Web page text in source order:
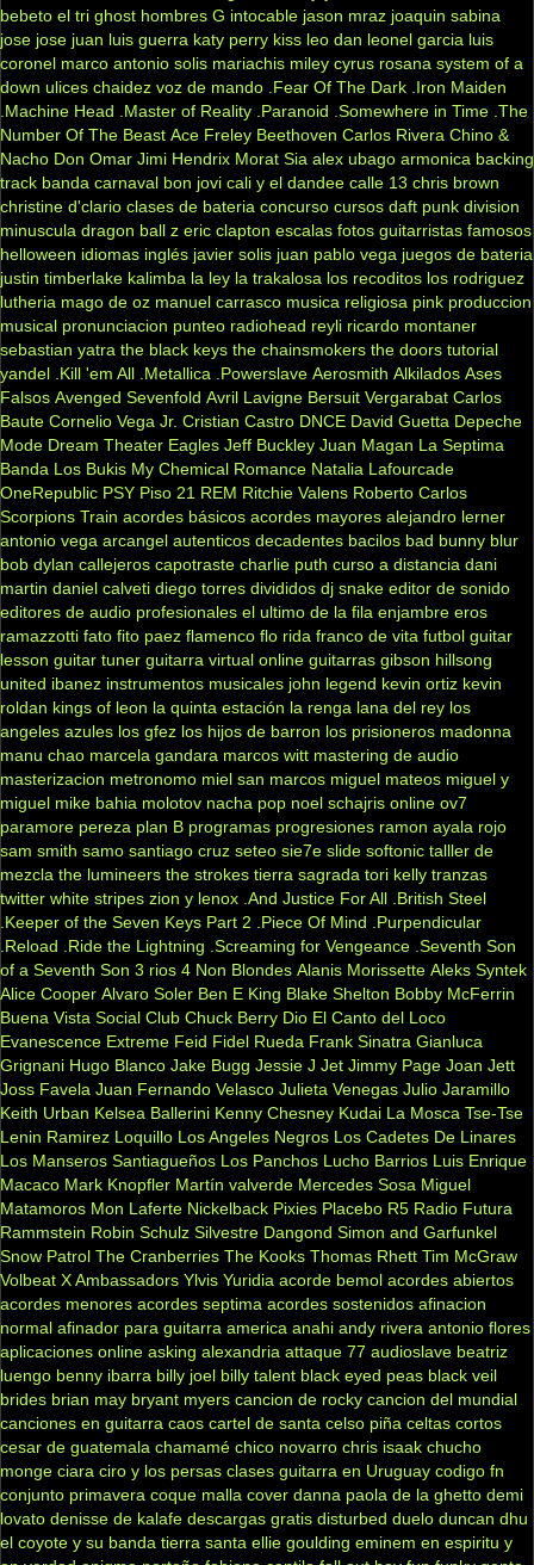
bebeto el tri ghost hombres G intocable jason mraz joaquin sabina
jose jose juan luis guerra katy perry kiss leo dan leonel garcia luis
coronel marco antonio solis mariachis miley cyrus rosana system of a
down ulices chaidez voz de mando .Fear Of The Dark .Iron Maiden
.Machine Head
.Master of Reality .Paranoid .Somewhere in Time .The
Number Of The Beast Ace Freley Beethoven Carlos Rivera Chino &
Nacho Don Omar Jimi Hendrix Morat Sia alex ubago armonica backing
track banda carnaval bon jovi cali y el dandee calle 13 chris brown
christine d'clario clases de bateria concurso cursos daft punk division
minuscula dragon ball z eric clapton escalas fotos guitarristas famosos
helloween idiomas inglés javier solis juan pablo vega juegos de bateria
justin timberlake kalimba la ley la trakalosa los recoditos los rodriguez
lutheria mago de oz manuel carrasco musica religiosa pink produccion
musical pronunciacion punteo radiohead reyli ricardo montaner
sebastian yatra the black keys the chainsmokers the doors tutorial
yandel .Kill 'em All .Metallica .Powerslave Aerosmith Alkilados Ases
Falsos Avenged Sevenfold Avril Lavigne Bersuit Vergarabat Carlos
Baute Cornelio Vega Jr. Cristian Castro DNCE David Guetta Depeche
Mode Dream Theater Eagles Jeff Buckley Juan Magan La Septima
Banda Los Bukis My Chemical Romance Natalia Lafourcade
OneRepublic PSY Piso 21 REM Ritchie Valens Roberto Carlos
Scorpions Train acordes básicos acordes mayores alejandro lerner
antonio vega arcangel autenticos decadentes bacilos bad bunny blur
bob dylan callejeros capotraste charlie puth curso a distancia dani
martin daniel calveti diego torres divididos dj snake editor de sonido
editores de audio profesionales el ultimo de la fila enjambre eros
ramazzotti fato fito paez flamenco flo rida franco de vita futbol guitar
lesson guitar tuner guitarra virtual online guitarras gibson hillsong
united ibanez instrumentos musicales john legend kevin ortiz kevin
roldan kings of leon la quinta estación la renga lana del rey los
angeles azules los gfez los hijos de barron los prisioneros madonna
manu chao marcela gandara marcos witt mastering de audio
masterizacion metronomo miel san marcos miguel mateos miguel y
miguel mike bahia molotov nacha pop noel schajris online ov7
paramore pereza plan B programas progresiones ramon ayala rojo
sam smith samo santiago cruz seteo sie7e slide softonic talller de
mezcla the lumineers the strokes tierra sagrada tori kelly tranzas
twitter white stripes zion y lenox .And Justice For All .British Steel
.Keeper of the Seven Keys Part 2
.Piece Of Mind
.Purpendicular
.Reload
.Ride the Lightning .Screaming for Vengeance .Seventh Son
of a Seventh Son 3 rios 4 Non Blondes Alanis Morissette Aleks Syntek
Alice Cooper Alvaro Soler Ben E King Blake Shelton Bobby McFerrin
Buena Vista Social Club Chuck Berry Dio El Canto del Loco
Evanescence Extreme Feid Fidel Rueda Frank Sinatra Gianluca
Grignani Hugo Blanco Jake Bugg Jessie J Jet Jimmy Page Joan Jett
Joss Favela Juan Fernando Velasco Julieta Venegas Julio Jaramillo
Keith Urban Kelsea Ballerini Kenny Chesney Kudai La Mosca Tse-Tse
Lenin Ramirez Loquillo Los Angeles Negros Los Cadetes De Linares
Los Manseros Santiagueños Los Panchos Lucho Barrios Luis Enrique
Macaco Mark Knopfler Martín valverde Mercedes Sosa Miguel
Matamoros Mon Laferte Nickelback Pixies Placebo R5 Radio Futura
Rammstein Robin Schulz Silvestre Dangond Simon and Garfunkel
Snow Patrol The Cranberries The Kooks Thomas Rhett Tim McGraw
Volbeat X Ambassadors Ylvis Yuridia acorde bemol acordes abiertos
acordes menores acordes septima acordes sostenidos afinacion
normal afinador para guitarra america anahi andy rivera antonio flores
aplicaciones online asking alexandria attaque 77 audioslave beatriz
luengo benny ibarra billy joel billy talent black eyed peas black veil
brides brian may bryant myers cancion de rocky cancion del mundial
canciones en guitarra caos cartel de santa celso piña celtas cortos
cesar de guatemala chamamé chico novarro chris isaak chucho
monge ciara ciro y los persas clases guitarra en Uruguay codigo fn
conjunto primavera coque malla cover danna paola de la ghetto demi
lovato denisse de kalafe descargas gratis disturbed duelo duncan dhu
el coyote y su banda tierra santa ellie goulding eminem en espiritu y